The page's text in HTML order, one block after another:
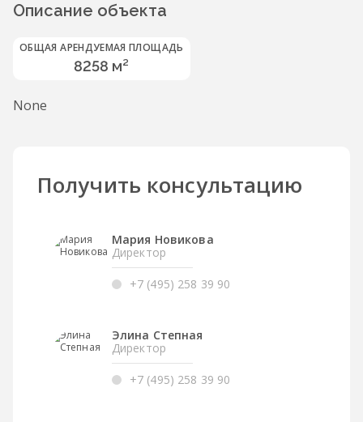
Описание объекта
ОБЩАЯ АРЕНДУЕМАЯ ПЛОЩАДЬ
8258 м²
None
Получить консультацию
Мария Новикова
Директор
+7 (495) 258 39 90
Элина Степная
Директор
+7 (495) 258 39 90